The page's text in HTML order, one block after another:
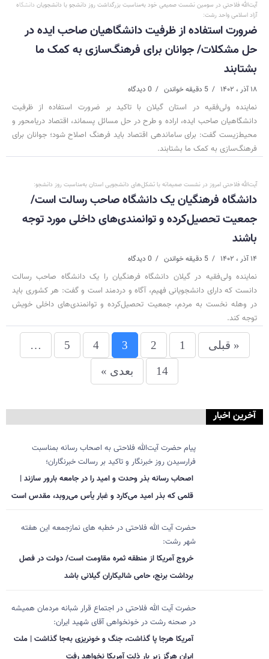
آیت‌الله فلاحتی در سومین نشست صمیمی خود به‌مناسبت بزرگداشت روز دانشجو با دانشجویان دانشگاه
آزاد اسلامی واحد رشت:
ضرورت استفاده از‌ ظرفیت دانشگاهیان صاحب ایده در
حل مشکلات/ جوانان برای فرهنگ‌سازی به کمک ما
بشتابند
۱۸ آذر ، ۱۴۰۲ 5 دقیقه خواندن 0 دیدگاه
نماینده ولی‌فقیه در استان گیلان با تاکید بر ضرورت استفاده از‌ ظرفیت
دانشگاهیان صاحب ایده، اراده و طرح در حل مسائل پسماند، اقتصاد دریامحور و
محیط‌زیست گفت: برای ساماندهی اقتصاد باید فرهنگ اصلاح شود؛ جوانان برای
فرهنگ‌سازی به کمک ما بشتابند.
آیت‌الله فلاحتی امروز در نشست صمیمانه با تشکل‌های دانشجویی استان به‌مناسبت روز دانشجو:
دانشگاه فرهنگیان یک دانشگاه صاحب رسالت است/
جمعیت تحصیل‌کرده و توانمندی‌های داخلی مورد توجه
باشند
۱۴ آذر ، ۱۴۰۲ 5 دقیقه خواندن 0 دیدگاه
نماینده ولی‌فقیه در گیلان دانشگاه فرهنگیان را یک دانشگاه صاحب رسالت
دانست که دارای دانشجویانی فهیم، آگاه و دردمند است و گفت: هر کشوری باید
در وهله نخست به مردم، جمعیت تحصیل‌کرده و توانمندی‌های داخلی خویش
توجه کند.
« قبلی 1
2
3
4
5
…
14 بعدی »
آخرین اخبار
پیام حضرت آیت‌الله فلاحتی به اصحاب رسانه بمناسبت
فرارسیدن روز خبرنگار و تاکید بر رسالت خبرنگاران؛
اصحاب رسانه بذر وحدت و امید را در جامعه بارور سازند |
قلمی که بذر امید می‌کارد و غبار یأس می‌روبد، مقدس است
حضرت آیت الله فلاحتی در خطبه های نمازجمعه این هفته
شهر رشت:
خروج آمریکا از منطقه ثمره مقاومت است/ دولت در فصل
برداشت برنج، حامی شالیکاران گیلانی باشد
حضرت آیت الله فلاحتی در اجتماع قرار شبانه مردمان همیشه
در صحنه رشت در خونخواهی آقای شهید ایران:
آمریکا هرجا پا گذاشت، جنگ و خونریزی به‌جا گذاشت | ملت
ایران هرگز زیر بار ذلت آمریکا نخواهد رفت